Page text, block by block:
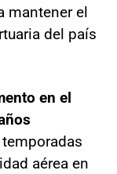
mantener el
del país
en el
aérea en